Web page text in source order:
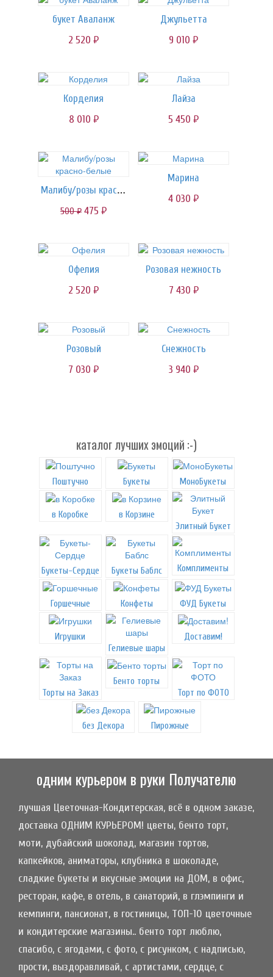
букет Аваланж
2 520 руб.
Джульетта
9 010 руб.
Корделия
8 010 руб.
Лайза
5 450 руб.
Малибу/розы красно-белые
500руб. 475 руб.
Марина
4 030 руб.
Офелия
2 520 руб.
Розовая нежность
7 430 руб.
Розовый
7 030 руб.
Снежность
3 940 руб.
каталог лучших эмоций :-)
Поштучно Букеты МоноБукеты
в Коробке
в Корзине
Элитный Букет
Букеты-Сердце Букеты Баблс Комплименты
Горшечные Конфеты ФУД Букеты
Игрушки
Гелиевые шары
Доставим!
Торты на Заказ
Бенто торты
Торт по ФОТО
без Декора Пирожные
одним курьером в руки Получателю
лучшая Цветочная-Кондитерская, всё в одном заказе,
доставка ОДНИМ КУРЬЕРОМ! цветы, бенто торт,
моти, дубайский шоколад, магазин тортов,
капкейков, аниматоры, клубника в шоколаде,
сладкие букеты и вкусные эмоции на ДОМ, в офис,
ресторан, кафе, в отель, в санаторий, в глэмпинги и
кемпинги, пансионат, в гостиницы, ТОП-10 цветочные
и кондитерские магазины.. бенто торт люблю,
спасибо, с ягодами, с фото, с рисунком, с надписью,
прости, выздоравливай, с артистами, сердце, с